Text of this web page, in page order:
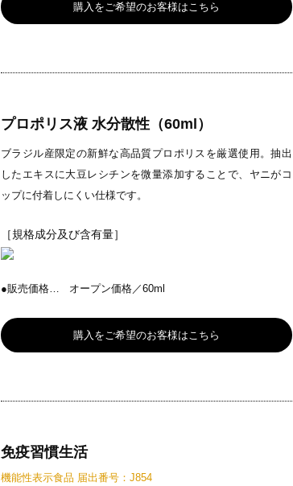
購入をご希望のお客様はこちら
プロポリス液 水分散性（60ml）
ブラジル産限定の新鮮な高品質プロポリスを厳選使用。抽出
したエキスに大豆レシチンを微量添加することで、ヤニがコ
ップに付着しにくい仕様です。
［規格成分及び含有量］
●販売価格… オープン価格／60ml
購入をご希望のお客様はこちら
免疫習慣生活
機能性表示食品 届出番号：J854